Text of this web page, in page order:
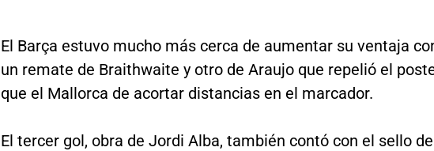
El Barça estuvo mucho más cerca de aumentar su ventaja
un remate de Braithwaite y otro de Araujo que repelió el
que el Mallorca de acortar distancias en el marcador.
El tercer gol, obra de Jordi Alba, también contó con el sello de